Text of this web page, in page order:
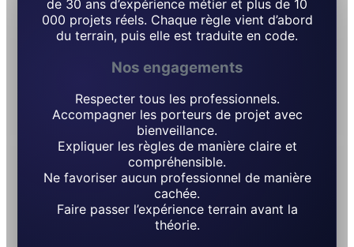
de 30 ans d’expérience métier et plus de 10
000 projets réels. Chaque règle vient d’abord
du terrain, puis elle est traduite en code.
Nos engagements
Respecter tous les professionnels.
Accompagner les porteurs de projet avec
bienveillance.
Expliquer les règles de manière claire et
compréhensible.
Ne favoriser aucun professionnel de manière
cachée.
Faire passer l’expérience terrain avant la
théorie.